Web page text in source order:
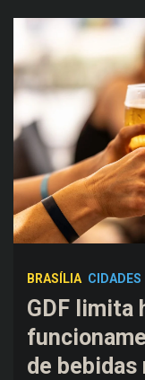
BRASÍLIA CIDADES
GDF limita
de bebidas